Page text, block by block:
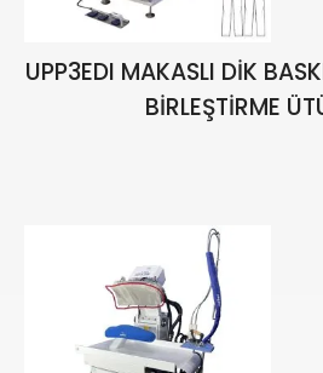
UPP3EDI MAKASLI DİK
BİRLEŞTİRME